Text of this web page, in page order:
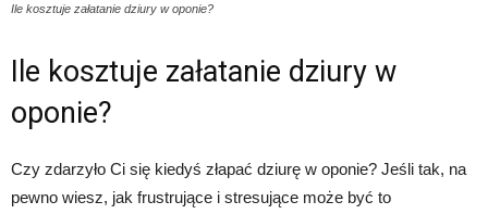
Ile kosztuje załatanie dziury w oponie?
Ile kosztuje załatanie dziury w
oponie?
Czy zdarzyło Ci się kiedyś złapać dziurę w oponie? Jeśli tak, na
pewno wiesz, jak frustrujące i stresujące może być to